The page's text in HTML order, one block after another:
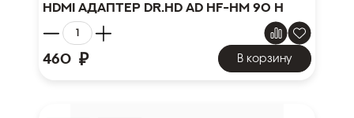
HDMI адаптер Dr.HD AD HF-HM 90 H
460 ₽ В корзину